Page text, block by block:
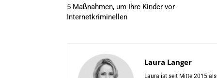
5 Maßnahmen, um Ihre Kinder vor
Internetkriminellen
Laura Langer
Laura ist seit Mitte 2015